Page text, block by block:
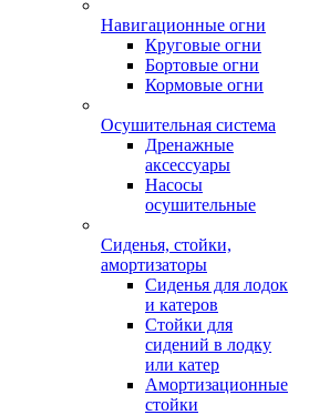
Навигационные огни
Круговые огни
Бортовые огни
Кормовые огни
Осушительная система
Дренажные
аксессуары
Насосы
осушительные
Сиденья, стойки,
амортизаторы
Сиденья для лодок
и катеров
Стойки для
сидений в лодку
или катер
Амортизационные
стойки